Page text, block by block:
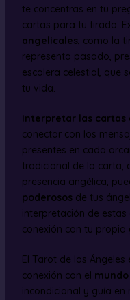
te concentras en tu
cartas para tu tirada.
angelicales, como la
representa pasado,
escalera celestial, que
tu vida.
Interpretar las cartas
conectar con los
presentes en cada
tradicional de la carta,
presencia angélica,
poderososde tus
interpretación de
conexión con tu propia
El Tarot de los
conexión con el
incondicional y guía en